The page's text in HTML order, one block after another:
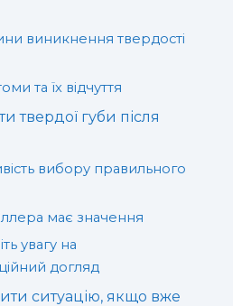
виникнення твердості
та їх відчуття
твердої губи після
вибору правильного
має значення
увагу на
догляд
ситуацію, якщо вже